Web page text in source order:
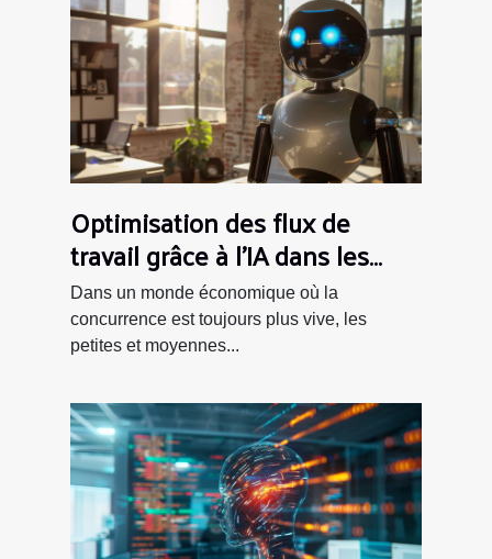
Optimisation des flux de
travail grâce à l'IA dans les
PME
Dans un monde économique où la
concurrence est toujours plus vive, les
petites et moyennes...